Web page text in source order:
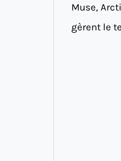
Muse,
gèrent le